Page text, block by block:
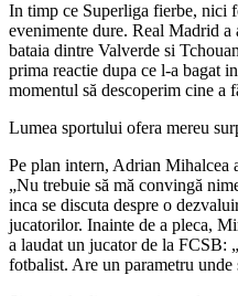
In timp ce Superliga fierbe, nici
evenimente dure. Real Madrid
bataia dintre Valverde si
prima reactie dupa ce l-a bagat
momentul să descoperim cine a
Lumea sportului ofera mereu
Pe plan intern, Adrian
„Nu trebuie să mă convingă
inca se discuta despre o
jucatorilor. Inainte de a pleca,
a laudat un jucator de la FCSB:
fotbalist. Are un parametru unde